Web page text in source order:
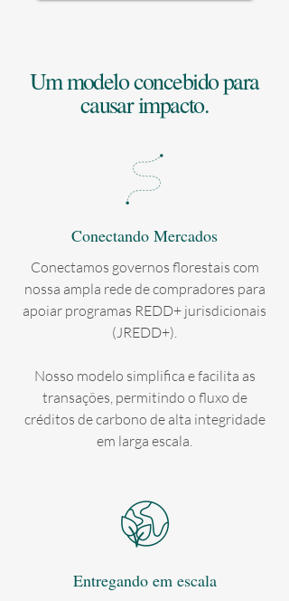
Um modelo concebido para
causar impacto.
Conectando Mercados
Conectamos governos florestais com
nossa ampla rede de compradores para
apoiar programas REDD+ jurisdicionais
(JREDD+).
Nosso modelo simplifica e facilita as
transações, permitindo o fluxo de
créditos de carbono de alta integridade
em larga escala.
Entregando em escala